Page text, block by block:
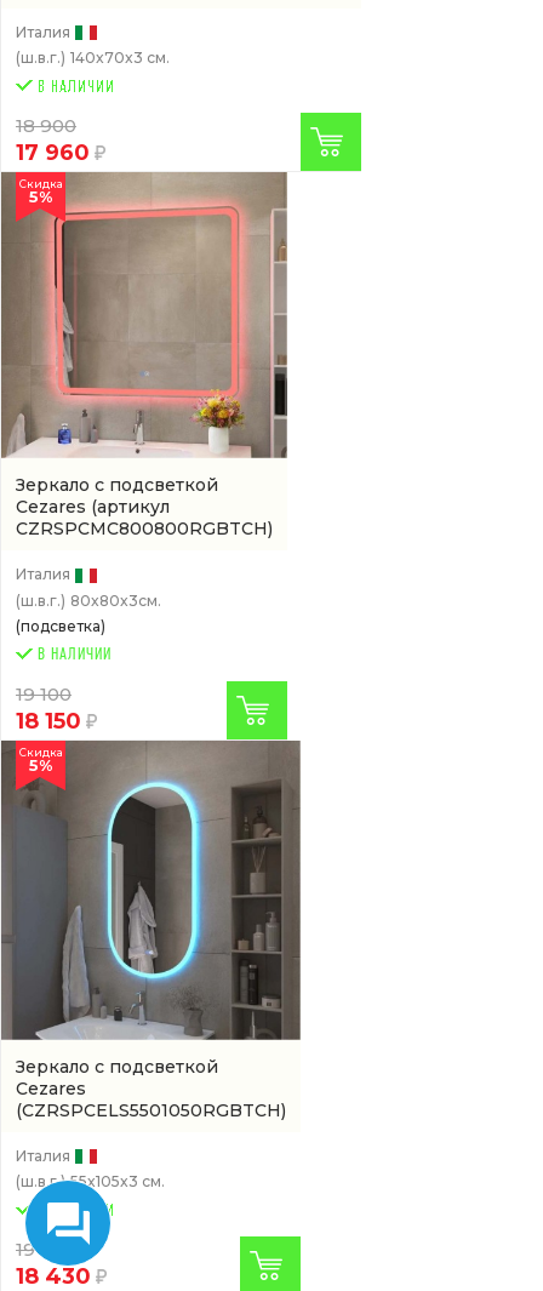
Италия
(ш.в.г.) 140x70x3 см.
18 900
17 960
Зеркало с подсветкой
Cezares (артикул
CZRSPCMC800800RGBTCH)
Скидка
5%
Италия
(ш.в.г.) 80x80x3см.
(подсветка)
В НАЛИЧИИ
19 100
18 150
Зеркало с подсветкой
Cezares
(CZRSPCELS5501050RGBTCH)
Скидка
5%
Италия
(ш.в.г.) 55x105x3 см.
19 400
18 430